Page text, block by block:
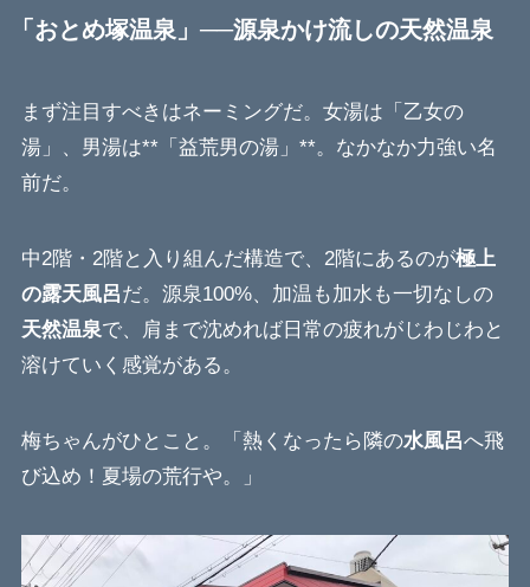
「おとめ塚温泉」──源泉かけ流しの天然温泉
まず注目すべきはネーミングだ。女湯は「乙女の
湯」、男湯は**「益荒男の湯」**。なかなか力強い名
前だ。
中2階・2階と入り組んだ構造で、2階にあるのが極上
の露天風呂だ。源泉100%、加温も加水も一切なしの
天然温泉で、肩まで沈めれば日常の疲れがじわじわと
溶けていく感覚がある。
梅ちゃんがひとこと。「熱くなったら隣の水風呂へ飛
び込め！夏場の荒行や。」